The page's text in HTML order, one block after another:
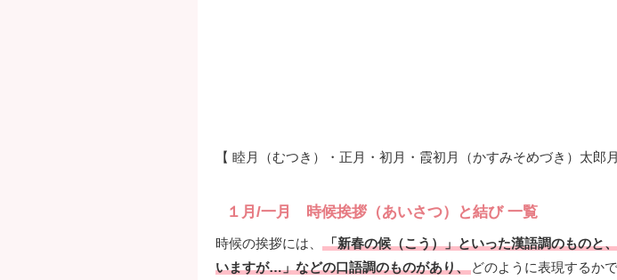
【 睦月（むつき）・正月・初月・霞初月（かすみそめづき）太郎月
１月/一月 時候挨拶（あいさつ）と結び 一覧
時候の挨拶には、
「新春の候（こう）」といった漢語調のものと
いますが…」などの口語調のものがあり、どのように表現するか